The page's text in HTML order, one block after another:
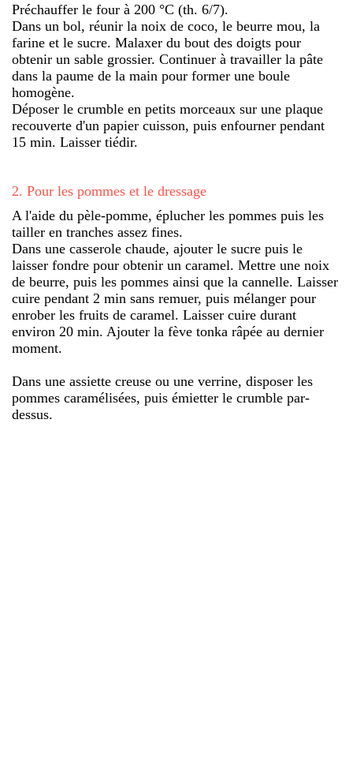
Préchauffer le four à 200 °C (th. 6/7).
Dans un bol, réunir la noix de coco, le beurre mou, la
farine et le sucre. Malaxer du bout des doigts pour
obtenir un sable grossier. Continuer à travailler la pâte
dans la paume de la main pour former une boule
homogène.
Déposer le crumble en petits morceaux sur une plaque
recouverte d'un papier cuisson, puis enfourner pendant
15 min. Laisser tiédir.
2. Pour les pommes et le dressage
A l'aide du pèle-pomme, éplucher les pommes puis les
tailler en tranches assez fines.
Dans une casserole chaude, ajouter le sucre puis le
laisser fondre pour obtenir un caramel. Mettre une noix
de beurre, puis les pommes ainsi que la cannelle. Laisser
cuire pendant 2 min sans remuer, puis mélanger pour
enrober les fruits de caramel. Laisser cuire durant
environ 20 min. Ajouter la fève tonka râpée au dernier
moment.
Dans une assiette creuse ou une verrine, disposer les
pommes caramélisées, puis émietter le crumble par-
dessus.